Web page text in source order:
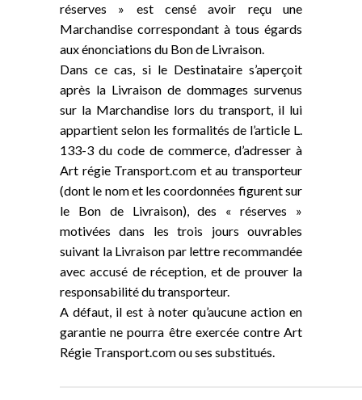
réserves » est censé avoir reçu une
Marchandise correspondant à tous égards
aux énonciations du Bon de Livraison.
Dans ce cas, si le Destinataire s’aperçoit
après la Livraison de dommages survenus
sur la Marchandise lors du transport, il lui
appartient selon les formalités de l’article L.
133-3 du code de commerce, d’adresser à
Art régie Transport.com et au transporteur
(dont le nom et les coordonnées figurent sur
le Bon de Livraison), des « réserves »
motivées dans les trois jours ouvrables
suivant la Livraison par lettre recommandée
avec accusé de réception, et de prouver la
responsabilité du transporteur.
A défaut, il est à noter qu’aucune action en
garantie ne pourra être exercée contre Art
Régie Transport.com ou ses substitués.